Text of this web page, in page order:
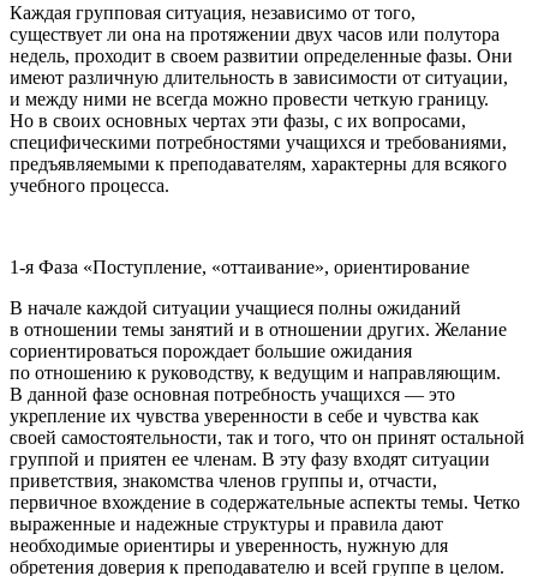
Каждая групповая ситуация, независимо от того,
существует ли она на протяжении двух часов или полутора
недель, проходит в своем развитии определенные фазы. Они
имеют различную длительность в зависимости от ситуации,
и между ними не всегда можно провести четкую границу.
Но в своих основных чертах эти фазы, с их вопросами,
специфическими потребностями учащихся и требованиями,
предъявляемыми к преподавателям, характерны для всякого
учебного процесса.
1-я Фаза «Поступление, «оттаивание», ориентирование
В начале каждой ситуации учащиеся полны ожиданий
в отношении темы занятий и в отношении других. Желание
сориентироваться порождает большие ожидания
по отношению к руководству, к ведущим и направляющим.
В данной фазе основная потребность учащихся — это
укрепление их чувства уверенности в себе и чувства как
своей самостоятельности, так и того, что он принят остальной
группой и приятен ее членам. В эту фазу входят ситуации
приветствия, знакомства членов группы и, отчасти,
первичное вхождение в содержательные аспекты темы. Четко
выраженные и надежные структуры и правила дают
необходимые ориентиры и уверенность, нужную для
обретения доверия к преподавателю и всей группе в целом.